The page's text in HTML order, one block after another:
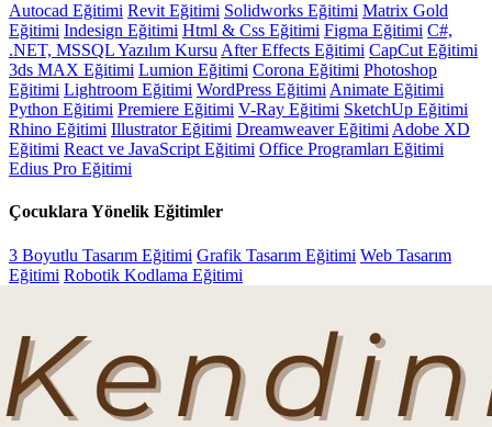
Autocad Eğitimi Revit Eğitimi Solidworks Eğitimi Matrix Gold
Eğitimi Indesign Eğitimi Html & Css Eğitimi Figma Eğitimi C#,
.NET, MSSQL Yazılım Kursu After Effects Eğitimi CapCut Eğitimi
3ds MAX Eğitimi Lumion Eğitimi Corona Eğitimi Photoshop
Eğitimi Lightroom Eğitimi WordPress Eğitimi Animate Eğitimi
Python Eğitimi Premiere Eğitimi V-Ray Eğitimi SketchUp Eğitimi
Rhino Eğitimi Illustrator Eğitimi Dreamweaver Eğitimi Adobe XD
Eğitimi React ve JavaScript Eğitimi Office Programları Eğitimi
Edius Pro Eğitimi
Çocuklara Yönelik Eğitimler
3 Boyutlu Tasarım Eğitimi Grafik Tasarım Eğitimi Web Tasarım
Eğitimi Robotik Kodlama Eğitimi